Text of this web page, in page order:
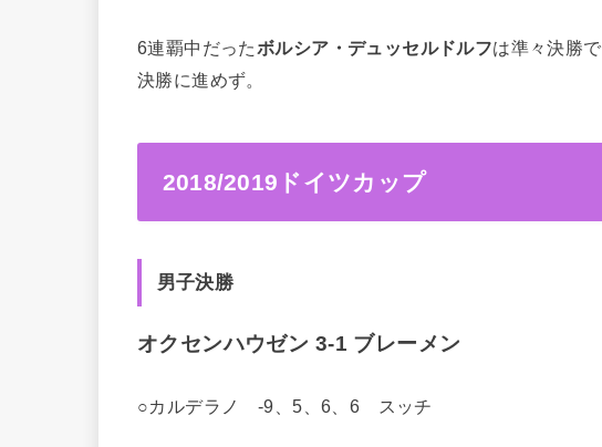
6連覇中だったボルシア・デュッセルドルフは準々決勝で
決勝に進めず。
2018/2019ドイツカップ
男子決勝
オクセンハウゼン 3-1 ブレーメン
○カルデラノ -9、5、6、6 スッチ